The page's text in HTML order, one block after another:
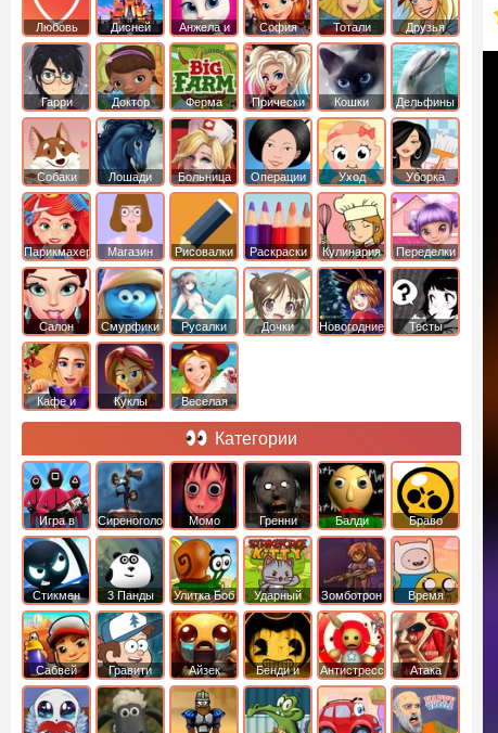
Любовь Дисней
Анжела и
том
София
Прекрасная
Тотали
Спайс
Друзья
ангелов
Гарри
Поттер
Доктор
Плюшева
Ферма Прически Кошки Дельфины
Собаки Лошади Больница Операции Уход Уборка
Парикмахер Магазин Рисовалки Раскраски Кулинария Переделки
Салон Смурфики Русалки Дочки Новогодние Тесты
Кафе и
Куклы
Веселая
Категории
Игра в
Кальмара
Сиреноголовый Момо Гренни Балди
Браво
Старс
Стикмен 3 Панды Улитка Боб
Ударный
отряд котят
Зомботрон
Время
Приключений
Сабвей
Серф
Гравити
Фолз
Айзек
Бенди и
Чернильная
машина
Антистресс
Атака
Титанов